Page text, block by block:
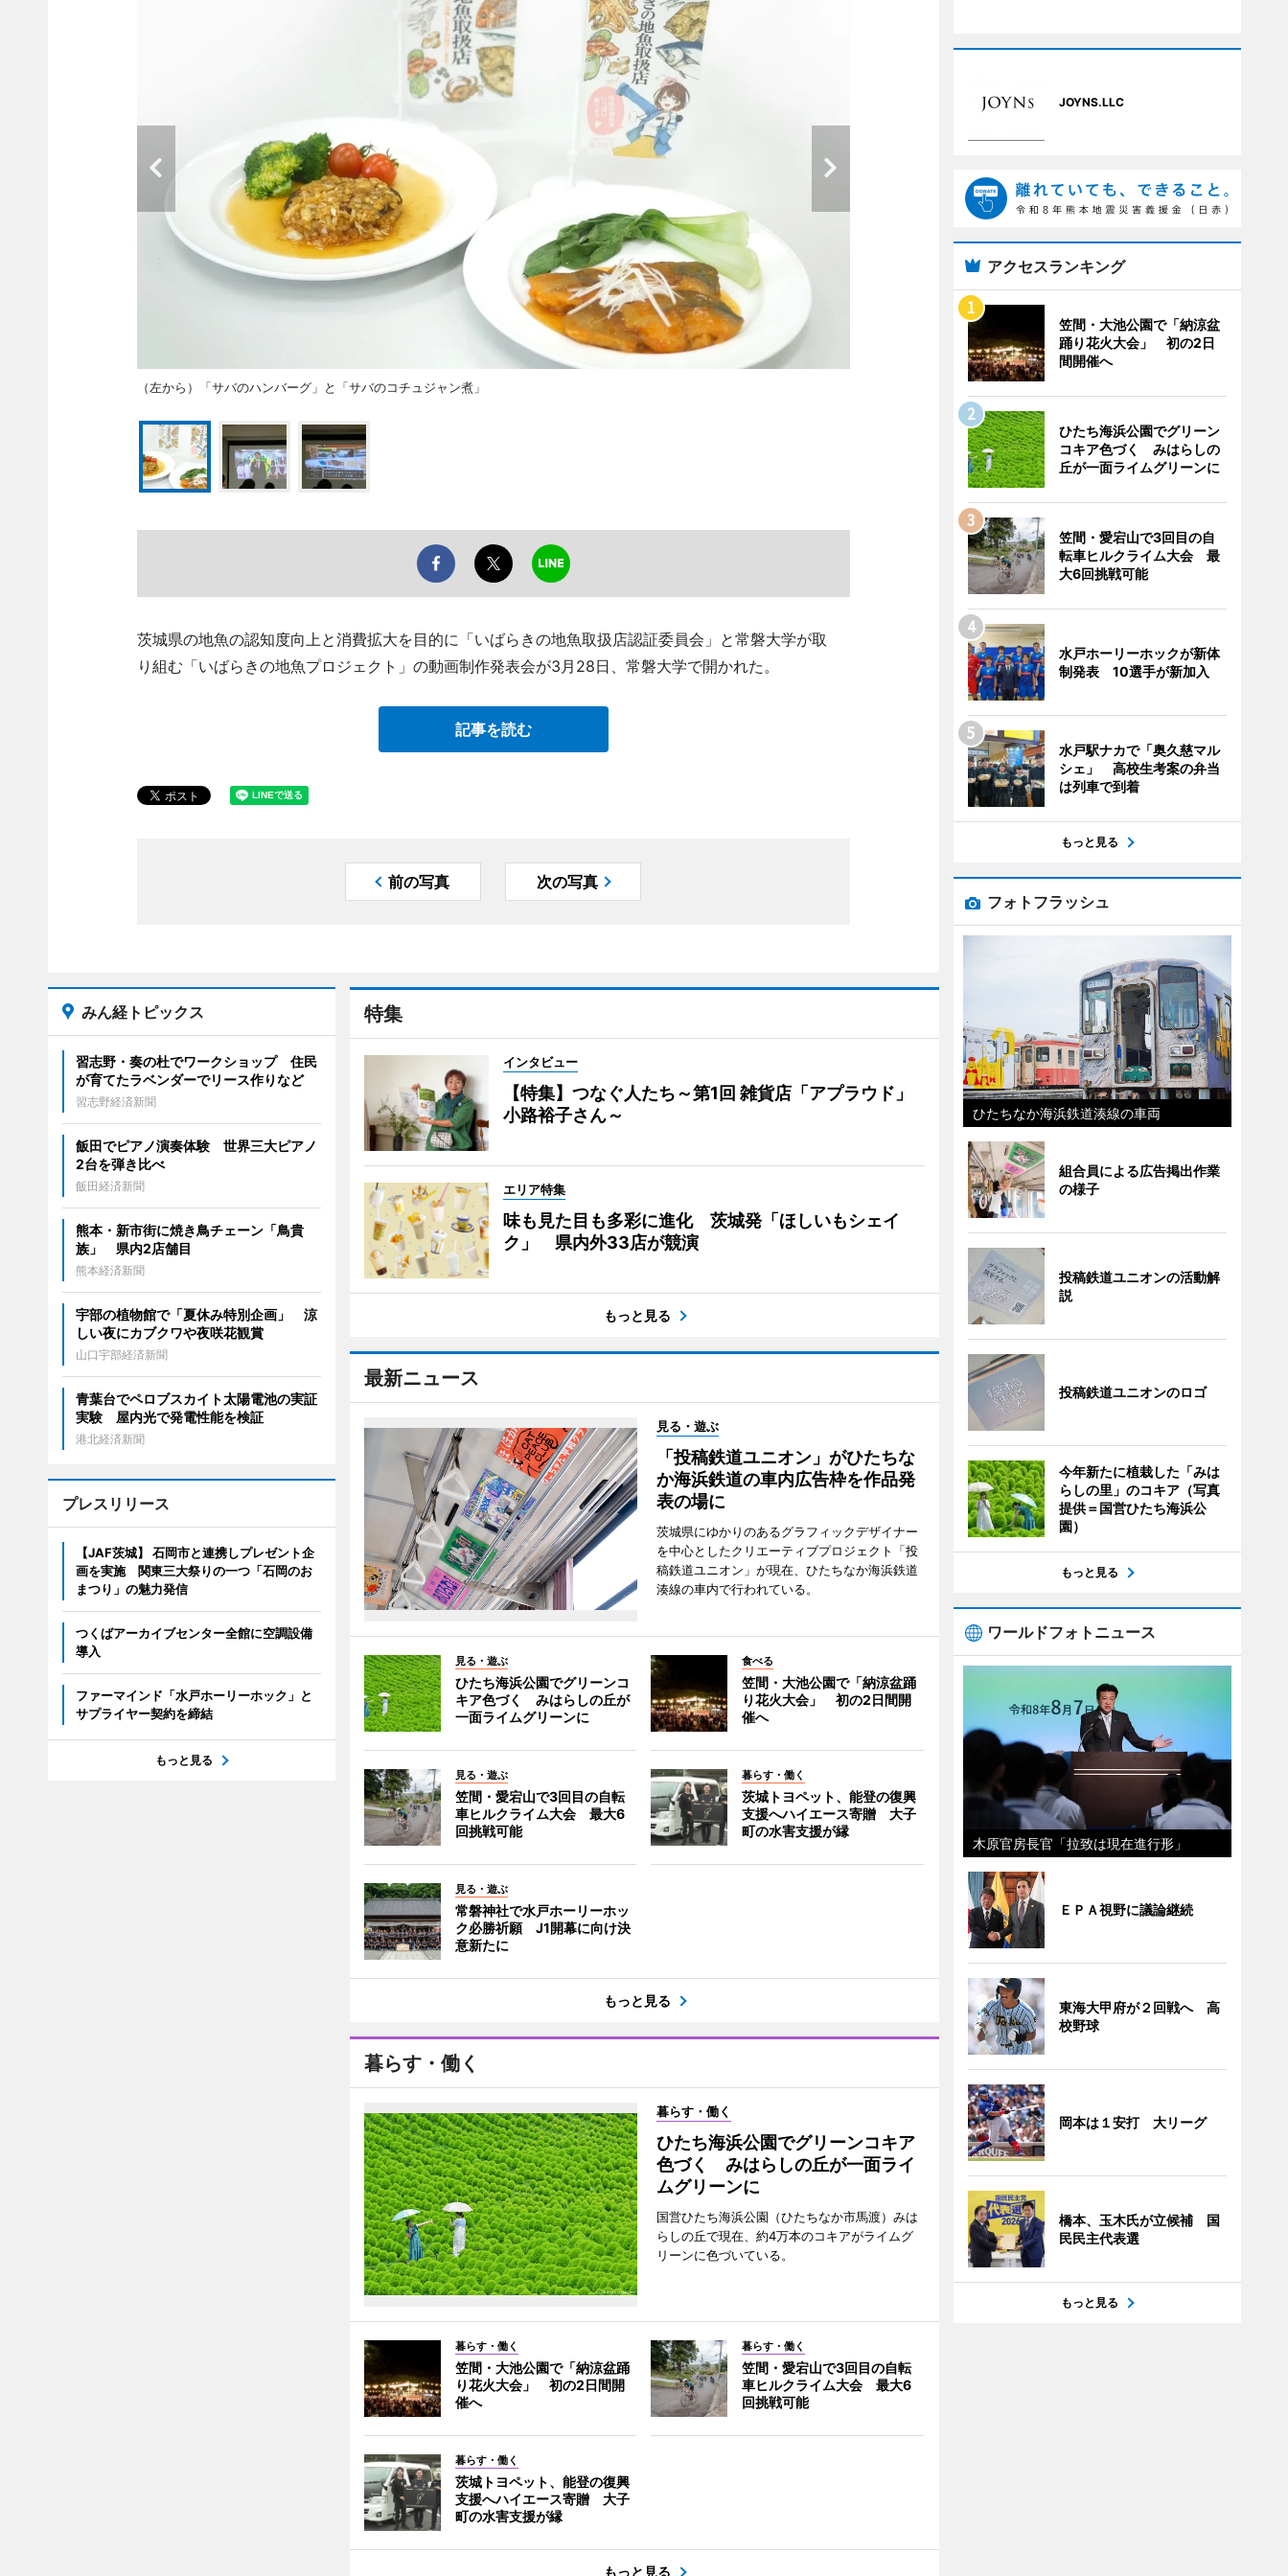
（左から）「サバのハンバーグ」と「サバのコチュジャン煮」
茨城県の地魚の認知度向上と消費拡大を目的に「いばらきの地魚取扱店認証委員会」と常磐大学が取
り組む「いばらきの地魚プロジェクト」の動画制作発表会が3月28日、常磐大学で開かれた。
記事を読む
前の写真 次の写真
特集
インタビュー
【特集】つなぐ人たち～第1回 雑貨店「アプラウド」
小路裕子さん～
エリア特集
味も見た目も多彩に進化 茨城発「ほしいもシェイ
ク」 県内外33店が競演
もっと見る
最新ニュース
見る・遊ぶ
「投稿鉄道ユニオン」がひたちな
か海浜鉄道の車内広告枠を作品発
表の場に
茨城県にゆかりのあるグラフィックデザイナー
を中心としたクリエーティブプロジェクト「投
稿鉄道ユニオン」が現在、ひたちなか海浜鉄道
湊線の車内で行われている。
見る・遊ぶ
ひたち海浜公園でグリーンコ
キア色づく みはらしの丘が
一面ライムグリーンに
食べる
笠間・大池公園で「納涼盆踊
り花火大会」 初の2日間開
催へ
見る・遊ぶ
笠間・愛宕山で3回目の自転
車ヒルクライム大会 最大6
回挑戦可能
暮らす・働く
茨城トヨペット、能登の復興
支援へハイエース寄贈 大子
町の水害支援が縁
見る・遊ぶ
常磐神社で水戸ホーリーホッ
ク必勝祈願 J1開幕に向け決
意新たに
もっと見る
暮らす・働く
暮らす・働く
ひたち海浜公園でグリーンコキア
色づく みはらしの丘が一面ライ
ムグリーンに
国営ひたち海浜公園（ひたちなか市馬渡）みは
らしの丘で現在、約4万本のコキアがライムグ
リーンに色づいている。
暮らす・働く
笠間・大池公園で「納涼盆踊
り花火大会」 初の2日間開
催へ
暮らす・働く
笠間・愛宕山で3回目の自転
車ヒルクライム大会 最大6
回挑戦可能
暮らす・働く
茨城トヨペット、能登の復興
支援へハイエース寄贈 大子
町の水害支援が縁
もっと見る
みん経トピックス
習志野・奏の杜でワークショップ 住民
が育てたラベンダーでリース作りなど
習志野経済新聞
飯田でピアノ演奏体験 世界三大ピアノ
2台を弾き比べ
飯田経済新聞
熊本・新市街に焼き鳥チェーン「鳥貴
族」 県内2店舗目
熊本経済新聞
宇部の植物館で「夏休み特別企画」 涼
しい夜にカブクワや夜咲花観賞
山口宇部経済新聞
青葉台でペロブスカイト太陽電池の実証
実験 屋内光で発電性能を検証
港北経済新聞
プレスリリース
【JAF茨城】 石岡市と連携しプレゼント企
画を実施 関東三大祭りの一つ「石岡のお
まつり」の魅力発信
つくばアーカイブセンター全館に空調設備
導入
ファーマインド「水戸ホーリーホック」と
サプライヤー契約を締結
もっと見る
JOYNS.LLC
アクセスランキング
笠間・大池公園で「納涼盆
踊り花火大会」 初の2日
間開催へ
ひたち海浜公園でグリーン
コキア色づく みはらしの
丘が一面ライムグリーンに
笠間・愛宕山で3回目の自
転車ヒルクライム大会 最
大6回挑戦可能
水戸ホーリーホックが新体
制発表 10選手が新加入
水戸駅ナカで「奥久慈マル
シェ」 高校生考案の弁当
は列車で到着
もっと見る
フォトフラッシュ
ひたちなか海浜鉄道湊線の車両
組合員による広告掲出作業
の様子
投稿鉄道ユニオンの活動解
説
投稿鉄道ユニオンのロゴ
今年新たに植栽した「みは
らしの里」のコキア（写真
提供＝国営ひたち海浜公
園）
もっと見る
ワールドフォトニュース
木原官房長官「拉致は現在進行形」
ＥＰＡ視野に議論継続
東海大甲府が２回戦へ 高
校野球
岡本は１安打 大リーグ
橋本、玉木氏が立候補 国
民民主代表選
もっと見る